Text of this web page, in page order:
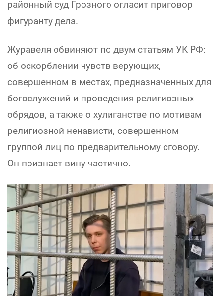
районный суд Грозного огласит приговор
фигуранту дела.
Журавеля обвиняют по двум статьям УК РФ:
об оскорблении чувств верующих,
совершенном в местах, предназначенных для
богослужений и проведения религиозных
обрядов, а также о хулиганстве по мотивам
религиозной ненависти, совершенном
группой лиц по предварительному сговору.
Он признает вину частично.